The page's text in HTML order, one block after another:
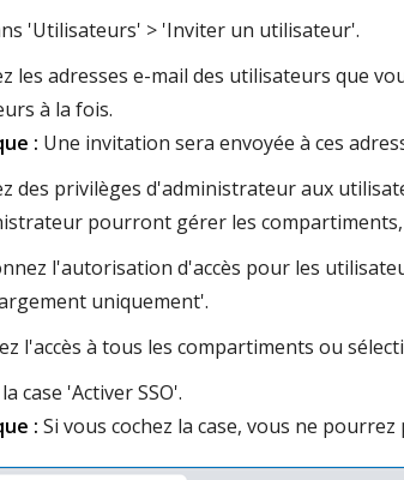
'Utilisateurs' > 'Inviter un utilisateur'.
les adresses e-mail des utilisateurs que
à la fois.
: Une invitation sera envoyée à ces
des privilèges d'administrateur aux
pourront gérer les compartiments,
l'autorisation d'accès pour les
uniquement'.
l'accès à tous les compartiments ou
case 'Activer SSO'.
: Si vous cochez la case, vous ne